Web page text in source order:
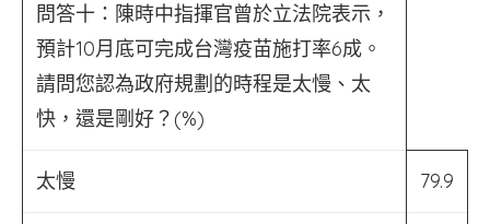
問答十：陳時中指揮官曾於立法院表示，
預計10月底可完成台灣疫苗施打率6成。
請問您認為政府規劃的時程是太慢、太
快，還是剛好？(%)
太慢 79.9